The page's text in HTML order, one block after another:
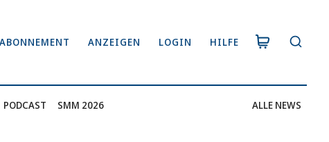
ABONNEMENT ANZEIGEN LOGIN HILFE
PODCAST SMM 2026 ALLE NEWS